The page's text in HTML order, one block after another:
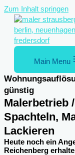
Zum Inhalt springen
Main Menu
günstig
Malerbetrieb
Spachteln,
Lackieren
Heute noch ein
Reichenberg